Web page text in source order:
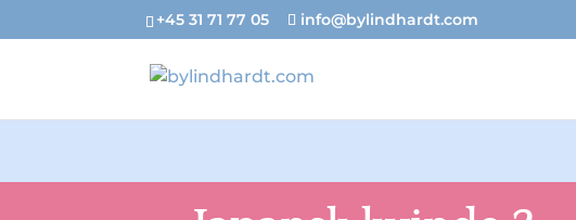
+45 31 71 77 05 info@bylindhardt.com